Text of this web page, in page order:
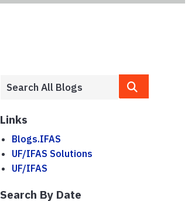
Links
Blogs.IFAS
UF/IFAS Solutions
UF/IFAS
Search By Date